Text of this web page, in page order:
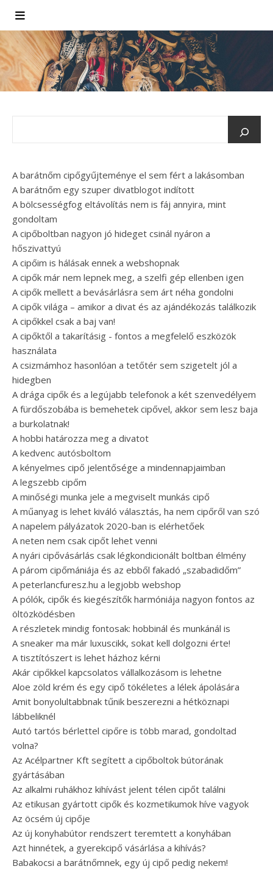
A barátnőm cipőgyűjteménye el sem fért a lakásomban
A barátnőm egy szuper divatblogot indított
A bölcsességfog eltávolítás nem is fáj annyira, mint
gondoltam
A cipőboltban nagyon jó hideget csinál nyáron a
hőszivattyú
A cipőim is hálásak ennek a webshopnak
A cipők már nem lepnek meg, a szelfi gép ellenben igen
A cipők mellett a bevásárlásra sem árt néha gondolni
A cipők világa – amikor a divat és az ajándékozás találkozik
A cipőkkel csak a baj van!
A cipőktől a takarításig - fontos a megfelelő eszközök
használata
A csizmámhoz hasonlóan a tetőtér sem szigetelt jól a
hidegben
A drága cipők és a legújabb telefonok a két szenvedélyem
A fürdőszobába is bemehetek cipővel, akkor sem lesz baja
a burkolatnak!
A hobbi határozza meg a divatot
A kedvenc autósboltom
A kényelmes cipő jelentősége a mindennapjaimban
A legszebb cipőm
A minőségi munka jele a megviselt munkás cipő
A műanyag is lehet kiváló választás, ha nem cipőről van szó
A napelem pályázatok 2020-ban is elérhetőek
A neten nem csak cipőt lehet venni
A nyári cipővásárlás csak légkondicionált boltban élmény
A párom cipőmániája és az ebből fakadó „szabadidőm”
A peterlancfuresz.hu a legjobb webshop
A pólók, cipők és kiegészítők harmóniája nagyon fontos az
öltözködésben
A részletek mindig fontosak: hobbinál és munkánál is
A sneaker ma már luxuscikk, sokat kell dolgozni érte!
A tisztítószert is lehet házhoz kérni
Akár cipőkkel kapcsolatos vállalkozásom is lehetne
Aloe zöld krém és egy cipő tökéletes a lélek ápolására
Amit bonyolultabbnak tűnik beszerezni a hétköznapi
lábbeliknél
Autó tartós bérlettel cipőre is több marad, gondoltad
volna?
Az Acélpartner Kft segített a cipőboltok bútorának
gyártásában
Az alkalmi ruhákhoz kihívást jelent télen cipőt találni
Az etikusan gyártott cipők és kozmetikumok híve vagyok
Az öcsém új cipője
Az új konyhabútor rendszert teremtett a konyhában
Azt hinnétek, a gyerekcipő vásárlása a kihívás?
Babakocsi a barátnőmnek, egy új cipő pedig nekem!